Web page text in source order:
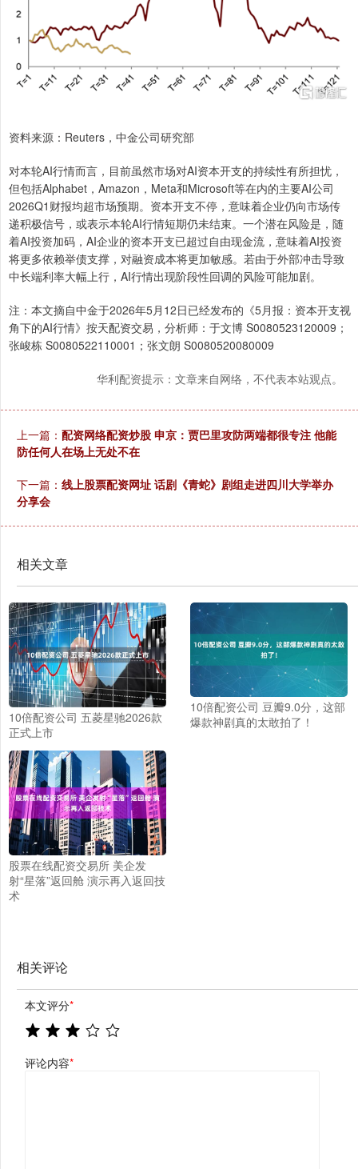
资料来源：Reuters，中金公司研究部
对本轮AI行情而言，目前虽然市场对AI资本开支的持续性有所担忧，
但包括Alphabet，Amazon，Meta和Microsoft等在内的主要AI公司
2026Q1财报均超市场预期。资本开支不停，意味着企业仍向市场传
递积极信号，或表示本轮AI行情短期仍未结束。一个潜在风险是，随
着AI投资加码，AI企业的资本开支已超过自由现金流，意味着AI投资
将更多依赖举债支撑，对融资成本将更加敏感。若由于外部冲击导致
中长端利率大幅上行，AI行情出现阶段性回调的风险可能加剧。
注：本文摘自中金于2026年5月12日已经发布的《5月报：资本开支视
角下的AI行情》按天配资交易，分析师：于文博 S0080523120009；
张峻栋 S0080522110001；张文朗 S0080520080009
华利配资提示：文章来自网络，不代表本站观点。
上一篇： 配资网络配资炒股 申京：贾巴里攻防两端都很专注 他能
防任何人在场上无处不在
下一篇： 线上股票配资网址 话剧《青蛇》剧组走进四川大学举办
分享会
相关文章
10倍配资公司 五菱星驰2026款
正式上市
10倍配资公司 豆瓣9.0分，这部
爆款神剧真的太敢拍了！
股票在线配资交易所 美企发
射“星落”返回舱 演示再入返回技
术
相关评论
本文评分*
评论内容*